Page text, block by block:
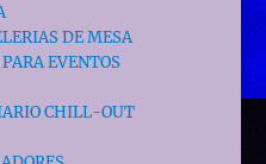
DE MESA
EVENTOS
CHILL-OUT